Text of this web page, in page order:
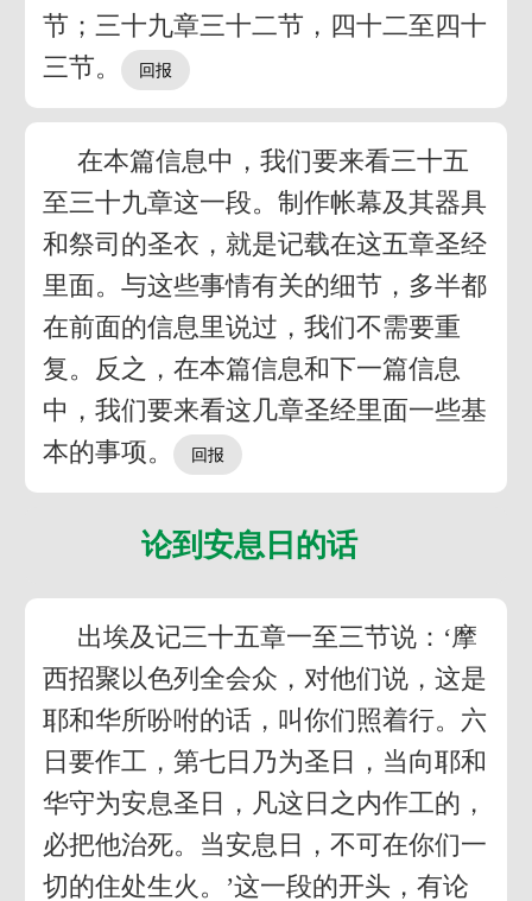
节；三十九章三十二节，四十二至四十
三节。
在本篇信息中，我们要来看三十五
至三十九章这一段。制作帐幕及其器具
和祭司的圣衣，就是记载在这五章圣经
里面。与这些事情有关的细节，多半都
在前面的信息里说过，我们不需要重
复。反之，在本篇信息和下一篇信息
中，我们要来看这几章圣经里面一些基
本的事项。
论到安息日的话
出埃及记三十五章一至三节说：‘摩
西招聚以色列全会众，对他们说，这是
耶和华所吩咐的话，叫你们照着行。六
日要作工，第七日乃为圣日，当向耶和
华守为安息圣日，凡这日之内作工的，
必把他治死。当安息日，不可在你们一
切的住处生火。’这一段的开头，有论